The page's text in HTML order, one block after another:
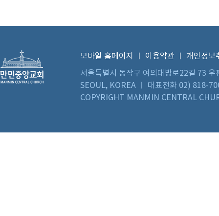
모바일 홈페이지 이용약관
개인정보
서울특별시 동작구 여의대방로22길 73
SEOUL, KOREA ㅣ 대표전화 02) 818-
COPYRIGHT MANMIN CENTRAL